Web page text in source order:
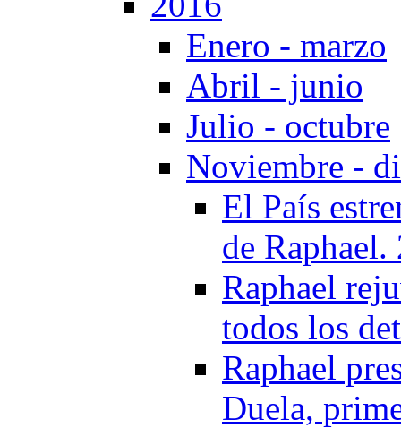
Enero - marzo
Abril - junio
Julio - octubre
Noviembre -
El País
de Raphael.
Raphael
todos los
Raphael
Duela,